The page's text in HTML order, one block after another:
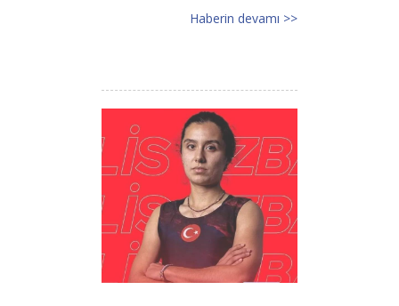
Haberin devamı >>